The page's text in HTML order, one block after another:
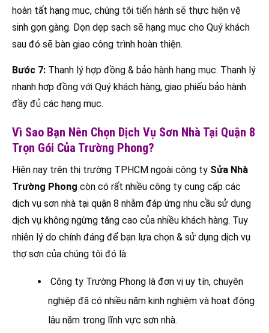
hoàn tất hạng mục, chúng tôi tiến hành sẽ thực hiện vệ
sinh gọn gàng. Dọn dẹp sạch sẽ hạng mục cho Quý khách
sau đó sẽ bàn giao công trình hoàn thiện.
Bước 7: Thanh lý hợp đồng & bảo hành hạng mục. Thanh lý
nhanh hợp đồng với Quý khách hàng, giao phiếu bảo hành
đầy đủ các hạng mục.
Vì Sao Bạn Nên Chọn Dịch Vụ Sơn Nhà Tại Quận 8
Trọn Gói Của Trường Phong?
Hiện nay trên thị trường TPHCM ngoài công ty Sửa Nhà
Trường Phong còn có rất nhiều công ty cung cấp các
dịch vụ sơn nhà tại quận 8 nhằm đáp ứng nhu cầu sử dụng
dịch vụ không ngừng tăng cao của nhiều khách hàng. Tuy
nhiên lý do chính đáng để bạn lựa chọn & sử dụng dịch vụ
thợ sơn của chúng tôi đó là:
Công ty Trường Phong là đơn vị uy tín, chuyên
nghiệp đã có nhiều năm kinh nghiệm và hoạt động
lâu năm trong lĩnh vực sơn nhà.